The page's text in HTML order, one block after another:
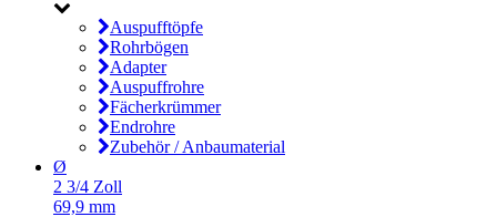
Auspufftöpfe
Rohrbögen
Adapter
Auspuffrohre
Fächerkrümmer
Endrohre
Zubehör / Anbaumaterial
Ø
2 3/4 Zoll
69,9 mm